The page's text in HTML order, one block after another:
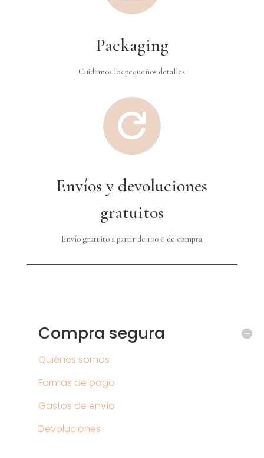
Packaging
Cuidamos los pequeños detalles

Envíos y devoluciones
gratuitos
Envío gratuito a partir de 100 € de compra
Compra segura
Quiénes somos
Formas de pago
Gastos de envío
Devoluciones